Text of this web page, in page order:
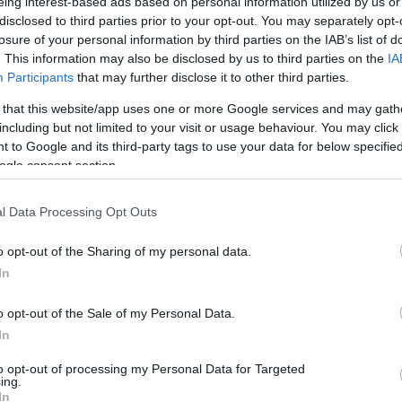
to third parties prior to your opt-out. You may separately
of your personal information by third parties on the IAB’s list of
This information may also be disclosed by us to third parties on the
Participants that may further disclose it to other third parties.
that this website/app uses one or more Google services and may
but not limited to your visit or usage behaviour. You may
to Google and its third-party tags to use your data for below
consent section.
Data Processing Opt Outs
opt-out of the Sharing of my personal data.
opt-out of the Sale of my Personal Data.
opt-out of processing my Personal Data for Targeted
ΑΣΘΕΝΕΙΕΣ ΨΥΧΟΛΟΓΙΑ ΣΕΞ ΟΜΟΙΟΠΑΘΗΤΙΚΗ
ΠΡΟΪΟΝΤΑ & ΥΠΗΡΕΣΙΕΣ
Στρατηγική συνεργασία φαρμακευτικών
ελληνική Pharmathen. Όπως ανακοίνωσαν οι δύο εταιρίες, η
της UCB, τα οποία κατέχουν ηγετική θέση στη συγκεκριμένη
κατηγορία και περιλαμβάνει ένα μακροπρόθεσμο σχέδιο για την
διατηρεί την […]
17.01.2014
ΦΑΡΜΑΚΑ
Κουρεύουν φάρμακα, κουρεύουν χρόνια από